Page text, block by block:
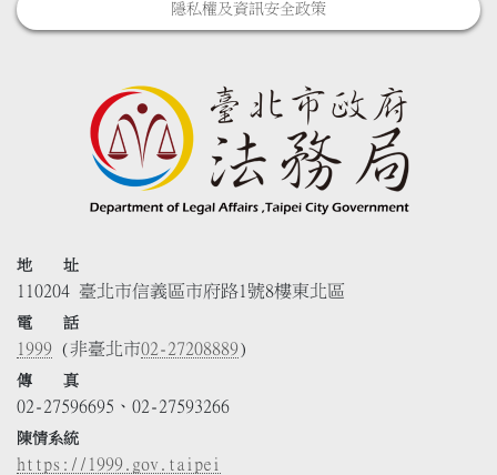
隱私權及資訊安全政策
地 址
110204 臺北市信義區市府路1號8樓東北區
電 話
1999 (非臺北市02-27208889)
傳 真
02-27596695、02-27593266
陳情系統
https://1999.gov.taipei